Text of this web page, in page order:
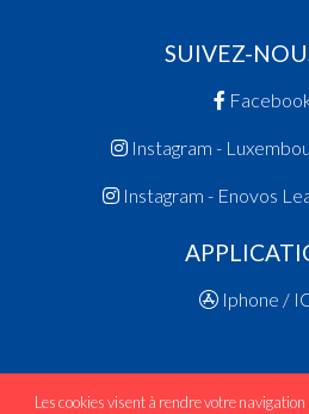
SUIVEZ-
Instagram -
Instagram - Enovos
Iphone /
Les cookies visent à rendre votre